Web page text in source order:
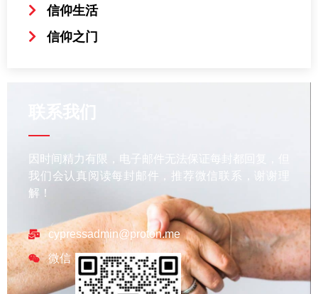
信仰生活
信仰之门
因时间精力有限，电子邮件无法保证每封都回复，但
我们会认真阅读每封邮件，推荐微信联系，谢谢理
解！
cypressadmin@proton.me
微信